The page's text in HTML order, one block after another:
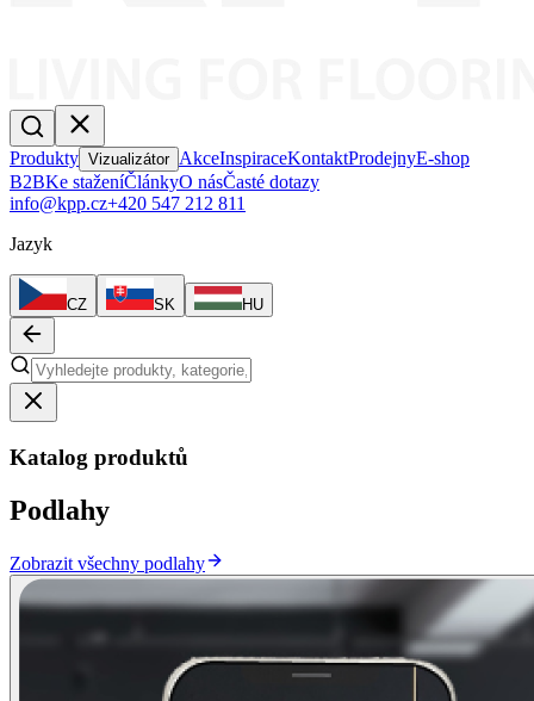
Produkty Vizualizátor AkceInspiraceKontaktProdejnyE-shop
B2BKe staženíČlánkyO násČasté dotazy
info@kpp.cz+420 547 212 811
Jazyk
CZ SK HU
Katalog produktů
Podlahy
Zobrazit všechny podlahy